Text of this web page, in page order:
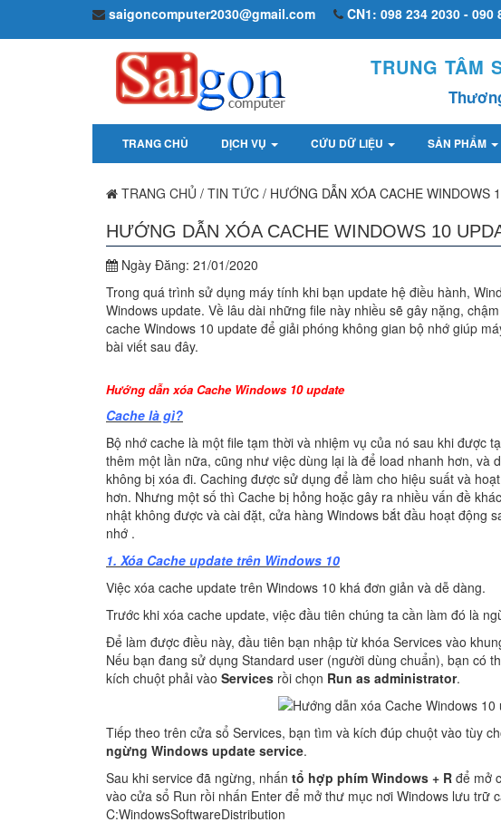
saigoncomputer2030@gmail.com CN1: 098 234 2030 - 090
TRUNG TÂM
TRANG CHỦ DỊCH VỤ CỨU DỮ LIỆU SẢN PHẨM
TRANG CHỦ / TIN TỨC / HƯỚNG DẪN XÓA CACHE WINDOWS
HƯỚNG DẪN XÓA CACHE WINDOWS 10
Ngày Đăng: 21/01/2020
Trong quá trình sử dụng máy tính khi bạn update hệ điều hành,
Windows update. Về lâu dài những file này nhiều sẽ gây nặng,
cache Windows 10 update để giải phóng không gian bộ nhớ giúp
bài viết sau đây.
Hướng dẫn xóa Cache Windows 10 update
Cache là gì?
Bộ nhớ cache là một file tạm thời và nhiệm vụ của nó sau khi được
thêm một lần nữa, cũng như việc dùng lại là để load nhanh hơn, và
không bị xóa đi. Caching được sử dụng để làm cho hiệu suất và
hơn. Nhưng một số thì Cache bị hỏng hoặc gây ra nhiều vấn đề
nhật không được và cài đặt, cửa hàng Windows bắt đầu hoạt động
nhớ .
1. Xóa Cache update trên Windows 10
Việc xóa cache update trên Windows 10 khá đơn giản và dễ dàng.
Trước khi xóa cache update, việc đầu tiên chúng ta cần làm đó là
Để làm được điều này, đầu tiên bạn nhập từ khóa Services vào
Nếu bạn đang sử dụng Standard user (người dùng chuẩn), bạn có
kích chuột phải vào Services rồi chọn Run as administrator.
Tiếp theo trên cửa sổ Services, bạn tìm và kích đúp chuột vào tùy
ngừng Windows update service.
Sau khi service đã ngừng, nhấn tổ hợp phím Windows + R để mở
vào cửa sổ Run rồi nhấn Enter để mở thư mục nơi Windows lưu trữ
C:WindowsSoftwareDistribution